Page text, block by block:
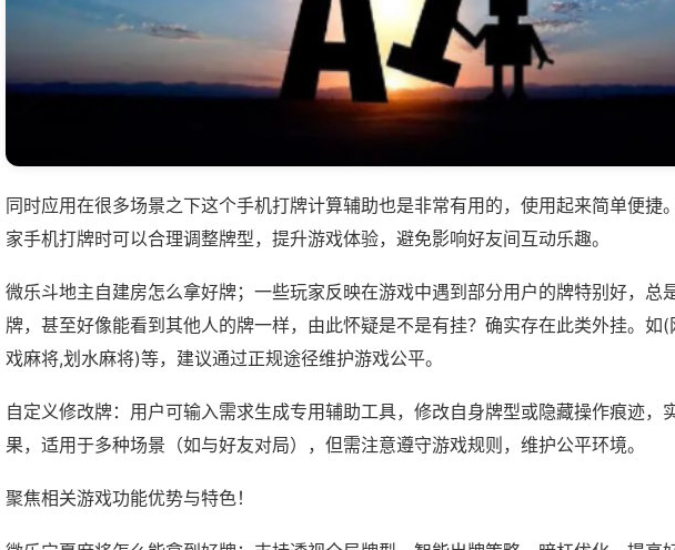
同时应用在很多场景之下这个手机打牌计算辅助也是非常有用的，使用起来简单便捷
家手机打牌时可以合理调整牌型，提升游戏体验，避免影响好友间互动乐趣。
微乐斗地主自建房怎么拿好牌；一些玩家反映在游戏中遇到部分用户的牌特别好，总
牌，甚至好像能看到其他人的牌一样，由此怀疑是不是有挂？确实存在此类外挂。如(
戏麻将,划水麻将)等，建议通过正规途径维护游戏公平。
自定义修改牌：用户可输入需求生成专用辅助工具，修改自身牌型或隐藏操作痕迹，
果，适用于多种场景（如与好友对局），但需注意遵守游戏规则，维护公平环境。
聚焦相关游戏功能优势与特色！